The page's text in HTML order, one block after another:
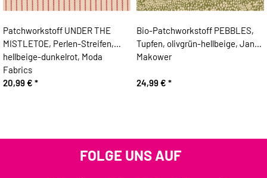
Patchworkstoff UNDER THE
MISTLETOE, Perlen-Streifen,
hellbeige-dunkelrot, Moda
Fabrics
20,99 € *
Bio-Patchworkstoff PEBBLES,
Tupfen, olivgrün-hellbeige, Jane
Makower
24,99 € *
FOLGE UNS AUF